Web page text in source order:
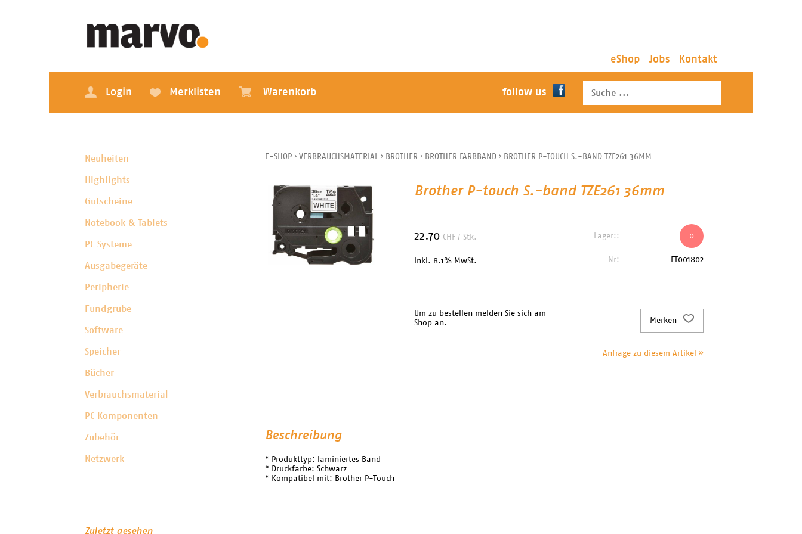
eShop Jobs Kontakt
Login Merklisten Warenkorb follow us
Neuheiten
Highlights
Gutscheine
Notebook & Tablets
PC Systeme
Ausgabegeräte
Peripherie
Fundgrube
Software
Speicher
Bücher
Verbrauchsmaterial
PC Komponenten
Zubehör
Netzwerk
E-SHOP › VERBRAUCHSMATERIAL › BROTHER › BROTHER FARBBAND › BROTHER P-TOUCH S.-BAND TZE261 36MM
Brother P-touch S.-band TZE261 36mm
22.70 CHF / Stk.
inkl. 8.1% MwSt.
Lager:: 0
Nr: FT001802
Um zu bestellen melden Sie sich am
Shop an.
Merken
Anfrage zu diesem Artikel »
Beschreibung
* Produkttyp: laminiertes Band
* Druckfarbe: Schwarz
* Kompatibel mit: Brother P-Touch
Zuletzt gesehen